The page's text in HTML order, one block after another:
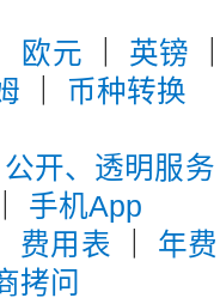
欧元 英镑
币种转换
开、透明服务
手机App
费用表 年费
拷问